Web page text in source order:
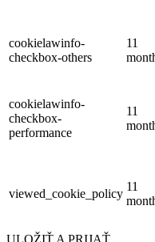
cookielawinfo-
checkbox-others
11
cookielawinfo-
checkbox-
performance
11
viewed_cookie_policy
11